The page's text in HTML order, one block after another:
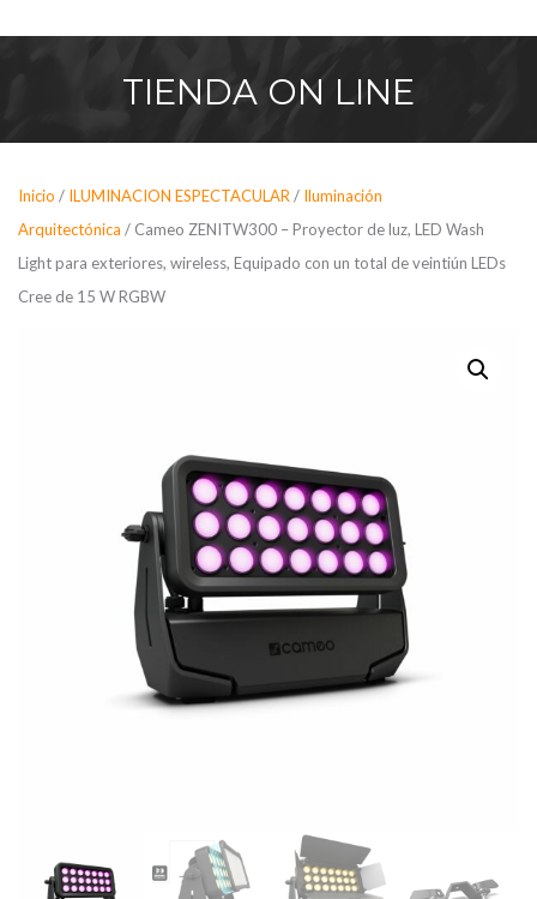
TIENDA ON LINE
Inicio / ILUMINACION ESPECTACULAR / Iluminación
Arquitectónica / Cameo ZENITW300 – Proyector de luz, LED Wash
Light para exteriores, wireless, Equipado con un total de veintiún LEDs
Cree de 15 W RGBW